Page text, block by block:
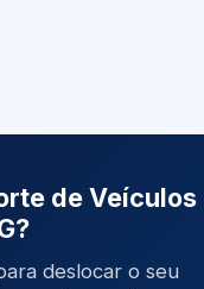
de Veículos
deslocar o seu